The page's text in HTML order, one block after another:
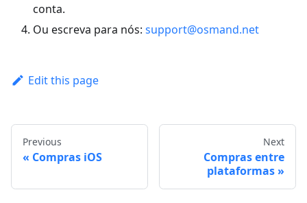
conta.
Ou escreva para nós: support@osmand.net
Edit this page
Previous
Compras iOS
Next
Compras entre
plataformas